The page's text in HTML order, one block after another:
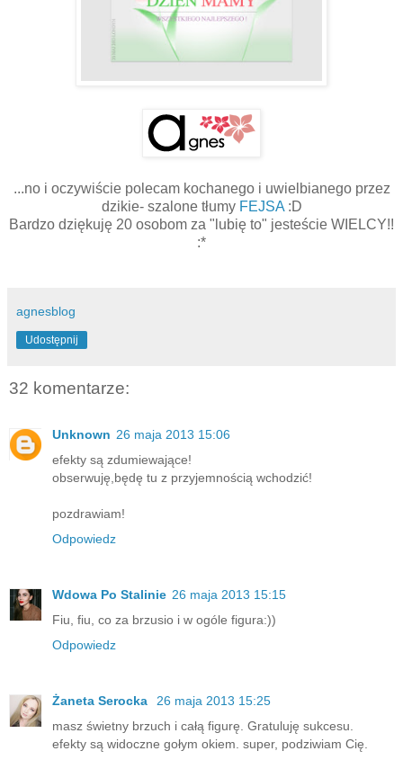
...no i oczywiście polecam kochanego i uwielbianego przez
dzikie- szalone tłumy FEJSA :D
Bardzo dziękuję 20 osobom za "lubię to" jesteście WIELCY!!
:*
agnesblog
Udostępnij
32 komentarze:
Unknown 26 maja 2013 15:06
efekty są zdumiewające!
obserwuję,będę tu z przyjemnością wchodzić!
pozdrawiam!
Odpowiedz
Wdowa Po Stalinie 26 maja 2013 15:15
Fiu, fiu, co za brzusio i w ogóle figura:))
Odpowiedz
Żaneta Serocka
26 maja 2013 15:25
masz świetny brzuch i całą figurę. Gratuluję sukcesu.
efekty są widoczne gołym okiem. super, podziwiam Cię.